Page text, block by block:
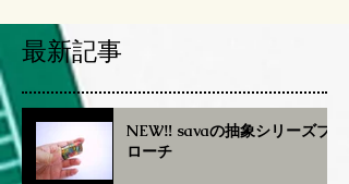
最新記事
NEW‼︎ savaの抽象シリーズブ
ローチ